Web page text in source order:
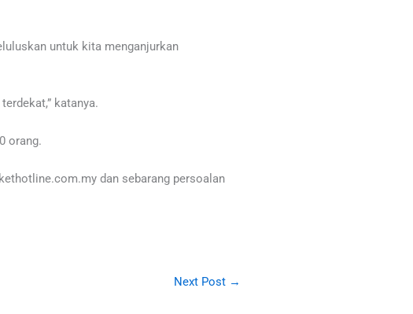
untuk kita menganjurkan
katanya.
orang.
dan sebarang persoalan
Next Post →